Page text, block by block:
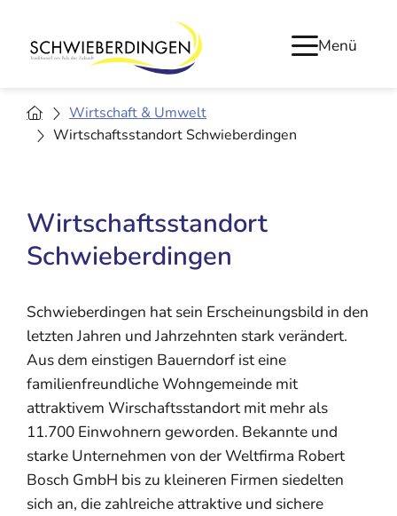
Menü
Wirtschaft & Umwelt
Wirtschaftsstandort Schwieberdingen
Wirtschaftsstandort
Schwieberdingen
Schwieberdingen hat sein Erscheinungsbild in den
letzten Jahren und Jahrzehnten stark verändert.
Aus dem einstigen Bauerndorf ist eine
familienfreundliche Wohngemeinde mit
attraktivem Wirschaftsstandort mit mehr als
11.700 Einwohnern geworden. Bekannte und
starke Unternehmen von der Weltfirma Robert
Bosch GmbH bis zu kleineren Firmen siedelten
sich an, die zahlreiche attraktive und sichere